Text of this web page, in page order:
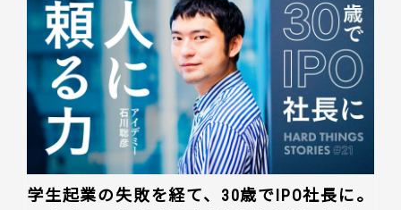
学生起業の失敗を経て、30歳でIPO社長に。